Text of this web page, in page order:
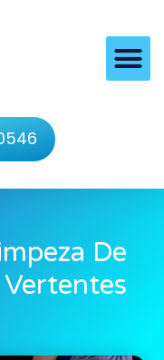
De